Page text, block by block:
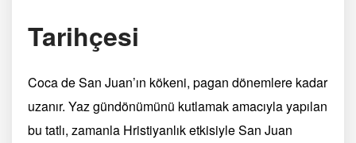
Tarihçesi
Coca de San Juan’ın kökeni, pagan dönemlere kadar
uzanır. Yaz gündönümünü kutlamak amacıyla yapılan
bu tatlı, zamanla Hristiyanlık etkisiyle San Juan